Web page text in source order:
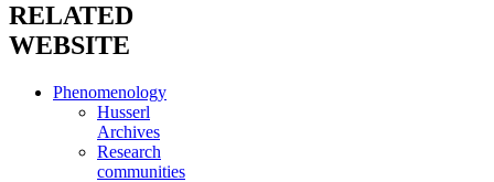
RELATED
WEBSITE
Phenomenology
Husserl
Archives
Research
communities